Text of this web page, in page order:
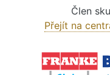
Člen
Přejít na